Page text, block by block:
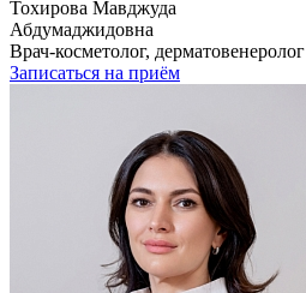
Тохирова Мавджуда
Абдумаджидовна
Врач-косметолог, дерматовенеролог
Записаться на приём